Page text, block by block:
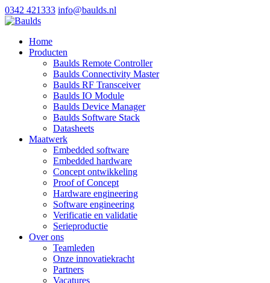
0342 421333 info@baulds.nl
Home
Producten
Baulds Remote Controller
Baulds Connectivity Master
Baulds RF Transceiver
Baulds IO Module
Baulds Device Manager
Baulds Software Stack
Datasheets
Maatwerk
Embedded software
Embedded hardware
Concept ontwikkeling
Proof of Concept
Hardware engineering
Software engineering
Verificatie en validatie
Serieproductie
Over ons
Teamleden
Onze innovatiekracht
Partners
Vacatures